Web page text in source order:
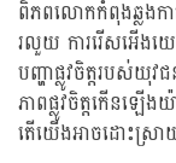
ពិភពលោកកំពុងឆ្លងកា
រលួយ ការរើសអើងយេ
បញ្ហាផ្លូវចិត្តរបស់យុ
ភាពផ្លូវចិត្តកើនឡើង
តើយើងអាចដោះស្រ